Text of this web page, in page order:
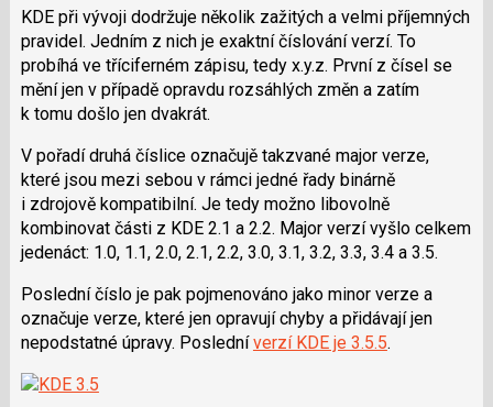
KDE při vývoji dodržuje několik zažitých a velmi příjemných
pravidel. Jedním z nich je exaktní číslování verzí. To
probíhá ve tříciferném zápisu, tedy x.y.z. První z čísel se
mění jen v případě opravdu rozsáhlých změn a zatím
k tomu došlo jen dvakrát.
V pořadí druhá číslice označujě takzvané major verze,
které jsou mezi sebou v rámci jedné řady binárně
i zdrojově kompatibilní. Je tedy možno libovolně
kombinovat části z KDE 2.1 a 2.2. Major verzí vyšlo celkem
jedenáct: 1.0, 1.1, 2.0, 2.1, 2.2, 3.0, 3.1, 3.2, 3.3, 3.4 a 3.5.
Poslední číslo je pak pojmenováno jako minor verze a
označuje verze, které jen opravují chyby a přidávají jen
nepodstatné úpravy. Posledníverzí KDE je 3.5.5.